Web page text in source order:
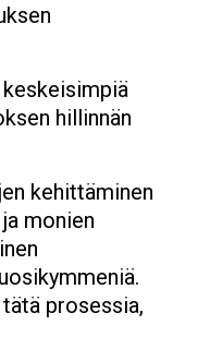
hillinnän
kehittäminen
monien
prosessia,